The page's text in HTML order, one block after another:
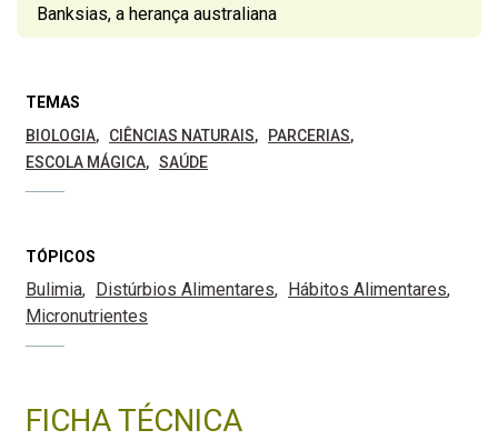
Banksias, a herança australiana
TEMAS
BIOLOGIA
CIÊNCIAS NATURAIS
PARCERIAS
ESCOLA MÁGICA
SAÚDE
TÓPICOS
Bulimia Distúrbios Alimentares
Hábitos Alimentares
Micronutrientes
FICHA TÉCNICA